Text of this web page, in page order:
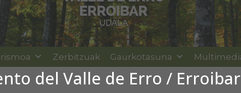
del Valle de Erro /
Zerbitzuak Gaurkotasuna